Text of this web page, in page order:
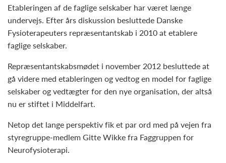
Etableringen af de faglige selskaber har været længe
undervejs. Efter års diskussion besluttede Danske
Fysioterapeuters repræsentantskab i 2010 at etablere
faglige selskaber.
Repræsentantskabsmødet i november 2012 besluttede at
gå videre med etableringen og vedtog en model for faglige
selskaber og vedtægter for den nye organisation, der altså
nu er stiftet i Middelfart.
Netop det lange perspektiv fik et par ord med på vejen fra
styregruppe-medlem Gitte Wikke fra Faggruppen for
Neurofysioterapi.